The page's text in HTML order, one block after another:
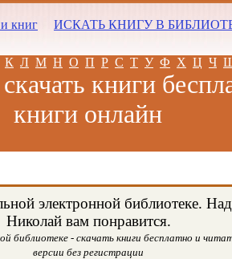
книг ИСКАТЬ КНИГУ В
К Л М Н О П Р С Т У Ф Х Ц Ч
книги
книги онлайн
электронной библиотеке.
Николай вам понравится.
библиотеке - скачать книги бесплатно и
версии без регистрации